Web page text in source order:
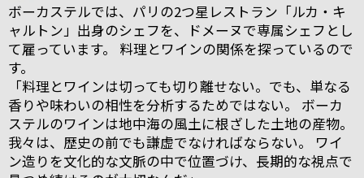
ボーカステルでは、パリの2つ星レストラン「ルカ・キ
ャルトン」出身のシェフを、ドメーヌで専属シェフとし
て雇っています。 料理とワインの関係を探っているので
す。
「料理とワインは切っても切り離せない。でも、単なる
香りや味わいの相性を分析するためではない。 ボーカ
ステルのワインは地中海の風土に根ざした土地の産物。
我々は、歴史の前でも謙虚でなければならない。 ワイ
ン造りを文化的な文脈の中で位置づけ、長期的な視点で